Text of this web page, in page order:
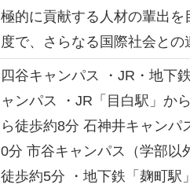
極的に貢献する人材の輩出を
度で、さらなる国際社会との
四谷キャンパス ・JR・地下
ャンパス ・JR「目白駅」か
ら徒歩約8分 石神井キャン
0分 市谷キャンパス（学部以
徒歩約5分 ・地下鉄「麹町駅